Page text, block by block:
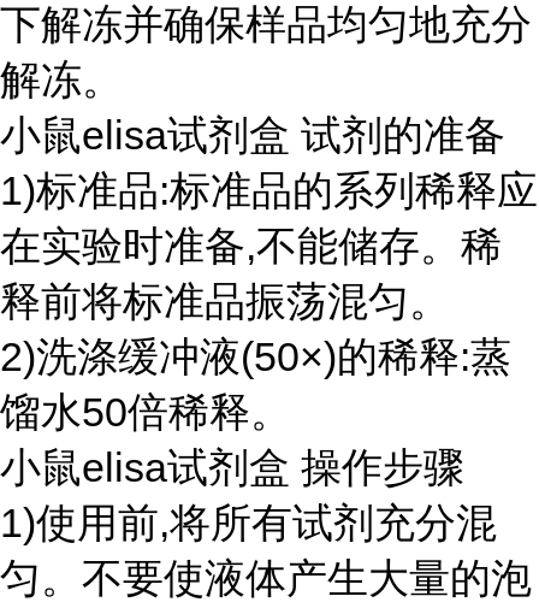
下解冻并确保样品均匀地充分
解冻。
小鼠elisa试剂盒 试剂的准备
1)标准品:标准品的系列稀释应
在实验时准备,不能储存。稀
释前将标准品振荡混匀。
2)洗涤缓冲液(50×)的稀释:蒸
馏水50倍稀释。
小鼠elisa试剂盒 操作步骤
1)使用前,将所有试剂充分混
匀。不要使液体产生大量的泡